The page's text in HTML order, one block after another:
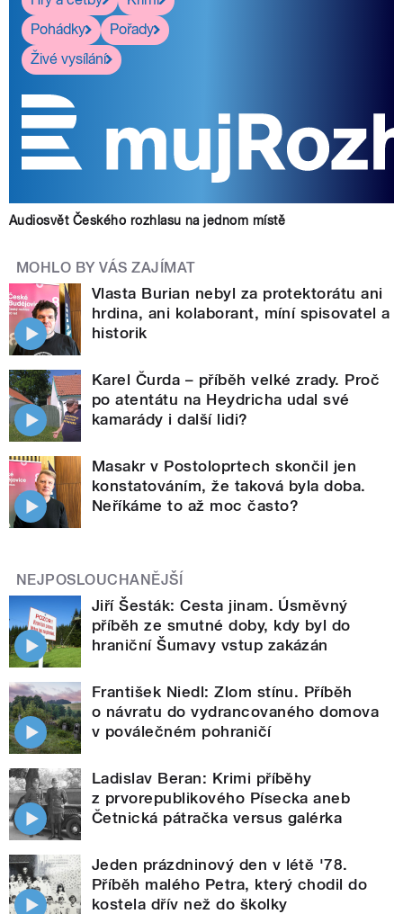
Pohádky
Pořady
Živé vysílání
Audiosvět Českého rozhlasu na jednom místě
MOHLO BY VÁS ZAJÍMAT
Vlasta Burian nebyl za protektorátu ani
hrdina, ani kolaborant, míní spisovatel a
historik
Karel Čurda – příběh velké zrady. Proč
po atentátu na Heydricha udal své
kamarády i další lidi?
Masakr v Postoloprtech skončil jen
konstatováním, že taková byla doba.
Neříkáme to až moc často?
NEJPOSLOUCHANĚJŠÍ
Jiří Šesták: Cesta jinam. Úsměvný
příběh ze smutné doby, kdy byl do
hraniční Šumavy vstup zakázán
František Niedl: Zlom stínu. Příběh
o návratu do vydrancovaného domova
v poválečném pohraničí
Ladislav Beran: Krimi příběhy
z prvorepublikového Písecka aneb
Četnická pátračka versus galérka
Jeden prázdninový den v létě '78.
Příběh malého Petra, který chodil do
kostela dřív než do školky